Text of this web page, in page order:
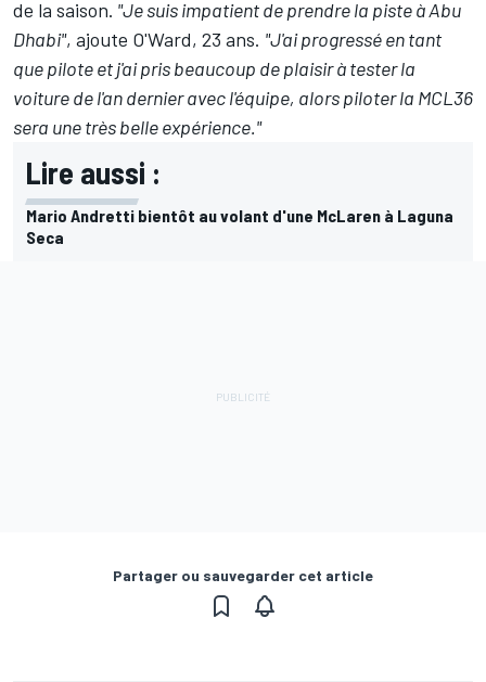
de la saison. "Je suis impatient de prendre la piste à Abu
Dhabi", ajoute O'Ward, 23 ans. "J'ai progressé en tant
que pilote et j'ai pris beaucoup de plaisir à tester la
voiture de l'an dernier avec l'équipe, alors piloter la MCL36
sera une très belle expérience."
Lire aussi :
Mario Andretti bientôt au volant d'une McLaren à Laguna
Seca
Partager ou sauvegarder cet article